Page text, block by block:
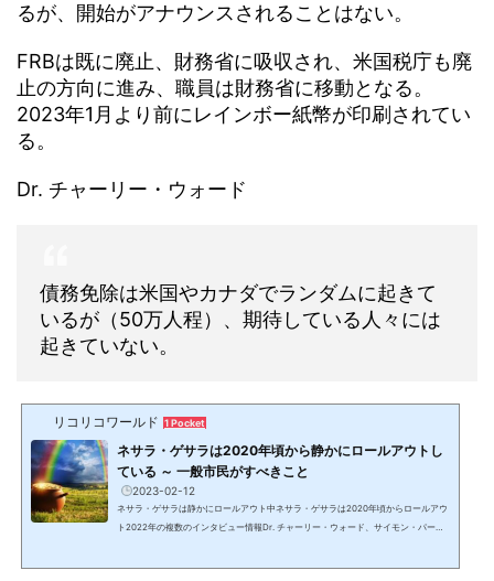
るが、開始がアナウンスされることはない。
FRBは既に廃止、財務省に吸収され、米国税庁も廃
止の方向に進み、職員は財務省に移動となる。
2023年1月より前にレインボー紙幣が印刷されてい
る。
Dr. チャーリー・ウォード
債務免除は米国やカナダでランダムに起きて
いるが（50万人程）、期待している人々には
起きていない。
リコリコワールド 1 Pocket
ネサラ・ゲサラは2020年頃から静かにロールアウトし
ている ～ 一般市民がすべきこと
2023-02-12
ネサラ・ゲサラは静かにロールアウト中ネサラ・ゲサラは2020年頃からロールアウ
ト2022年の複数のインタビュー情報Dr. チャーリー・ウォード、サイモン・パーク